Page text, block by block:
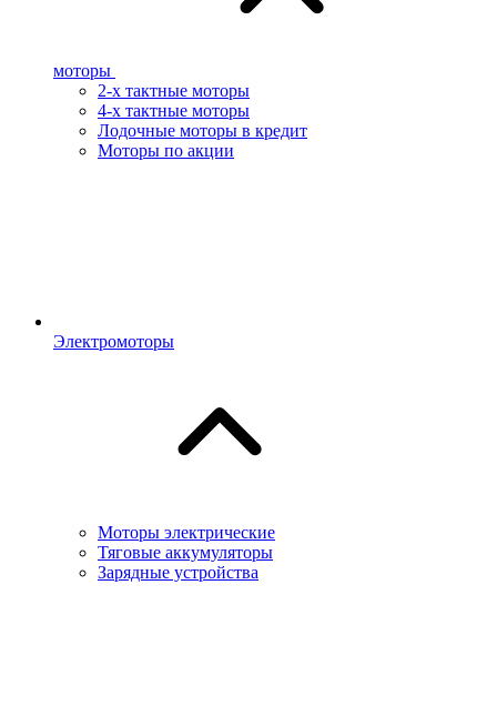
моторы
2-х тактные моторы
4-х тактные моторы
Лодочные моторы в кредит
Моторы по акции
Электромоторы
Моторы электрические
Тяговые аккумуляторы
Зарядные устройства